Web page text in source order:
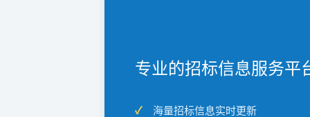
专业的招标信息服务平
海量招标信息实时更新